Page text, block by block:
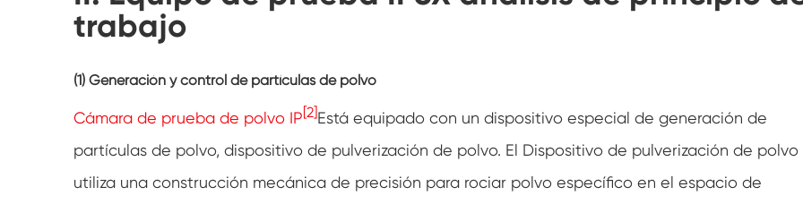
Cámara de temperatura
Cámara ambiental de alcance
trabajo
(1) Generación y control de partículas de polvo
Cámara de prueba de polvo IP[2]Está equipado con un dispositivo especial de generación de
partículas de polvo, dispositivo de pulverización de polvo. El Dispositivo de pulverización de polvo
utiliza una construcción mecánica de precisión para rociar polvo específico en el espacio de